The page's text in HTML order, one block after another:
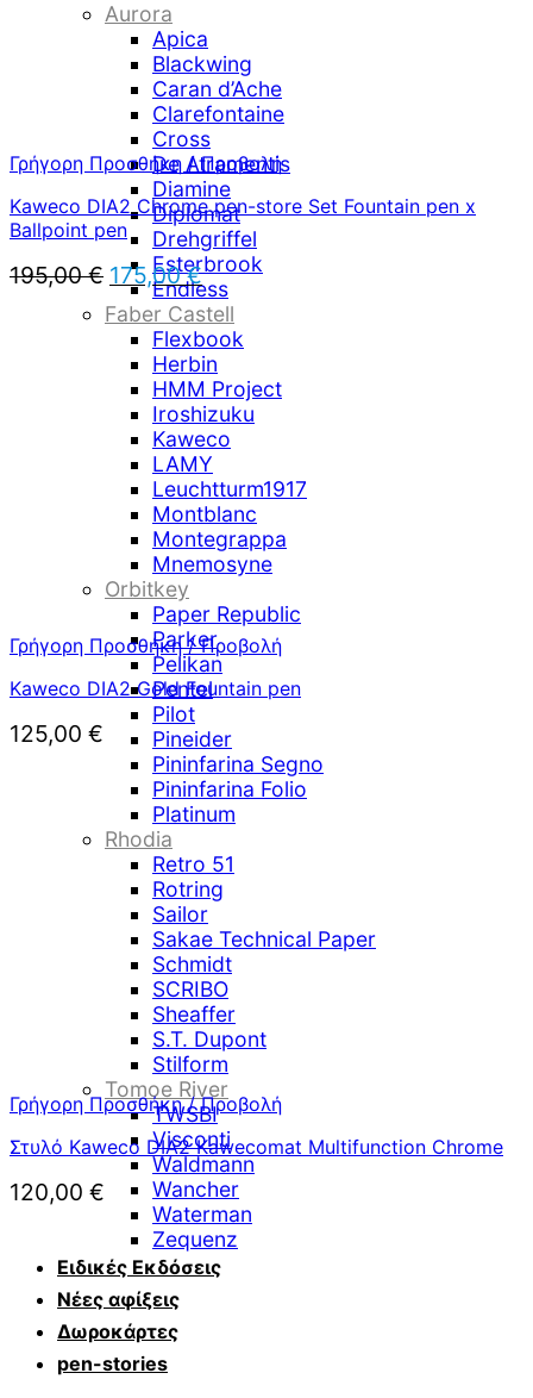
Aurora
Apica
Blackwing
Caran d’Ache
Clarefontaine
Cross
De Atramentis
Diamine
Diplomat
Drehgriffel
Esterbrook
Endless
Faber Castell
Flexbook
Herbin
HMM Project
Iroshizuku
Kaweco
LAMY
Leuchtturm1917
Montblanc
Montegrappa
Mnemosyne
Orbitkey
Paper Republic
Parker
Pelikan
Pentel
Pilot
Pineider
Pininfarina Segno
Pininfarina Folio
Platinum
Rhodia
Retro 51
Rotring
Sailor
Sakae Technical Paper
Schmidt
SCRIBO
Sheaffer
S.T. Dupont
Stilform
Tomoe River
TWSBI
Visconti
Waldmann
Wancher
Waterman
Zequenz
Ειδικές Εκδόσεις
Νέες αφίξεις
Δωροκάρτες
pen-stories
Γρήγορη Προσθήκη / Προβολή
Kaweco DIA2 Chrome pen-store Set Fountain pen x
Ballpoint pen
195,00€ Original
price
was:
195,00 €.
175,00€Η
τρέχουσα
τιμή
είναι:
175,00 €.
Γρήγορη Προσθήκη / Προβολή
Kaweco DIA2 Gold Fountain pen
125,00 €
Γρήγορη Προσθήκη / Προβολή
Στυλό Kaweco DIA2 Kawecomat Multifunction Chrome
120,00 €